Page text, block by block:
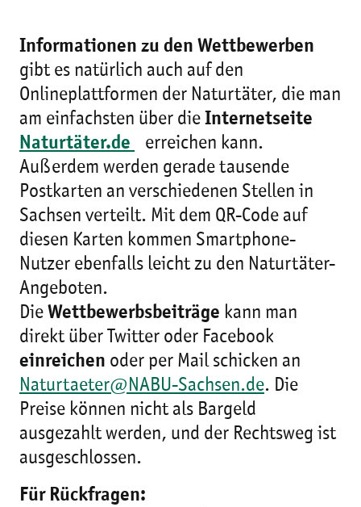
Informationen zu den Wettbewerben
gibt es natürlich auch auf den
Onlineplattformen der Naturtäter, die man
am einfachsten über die Internetseite
Naturtäter.de
erreichen kann.
Außerdem werden gerade tausende
Postkarten an verschiedenen Stellen in
Sachsen verteilt. Mit dem QR-Code auf
diesen Karten kommen Smartphone-
Nutzer ebenfalls leicht zu den Naturtäter-
Angeboten.
Die Wettbewerbsbeiträge kann man
direkt über Twitter oder Facebook
einreichen oder per Mail schicken an
Naturtaeter@NABU-Sachsen.de. Die
Preise können nicht als Bargeld
ausgezahlt werden, und der Rechtsweg ist
ausgeschlossen.
Für Rückfragen: